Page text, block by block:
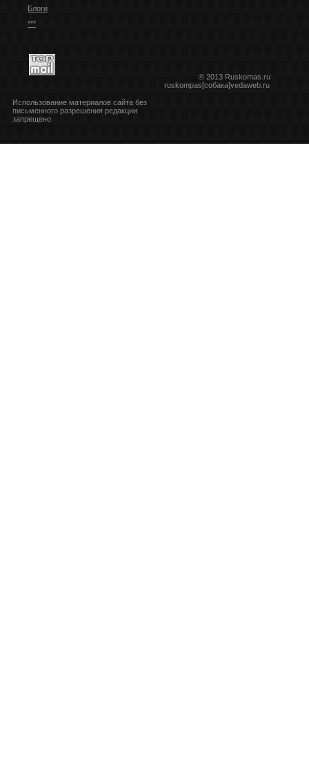
Блоги
***
© 2013 Ruskomas.ru
ruskompas[собака]vedaweb.ru
Использование материалов сайта без
письменного разрешения редакции
запрещено